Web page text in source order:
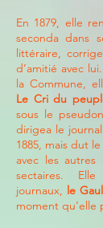
En 1879, elle
seconda dans
littéraire,
d’amitié avec
la Commune,
Le Cri du
sous le
dirigea le
1885, mais dut
avec les autres
sectaires. Elle
journaux, le
moment qu’elle